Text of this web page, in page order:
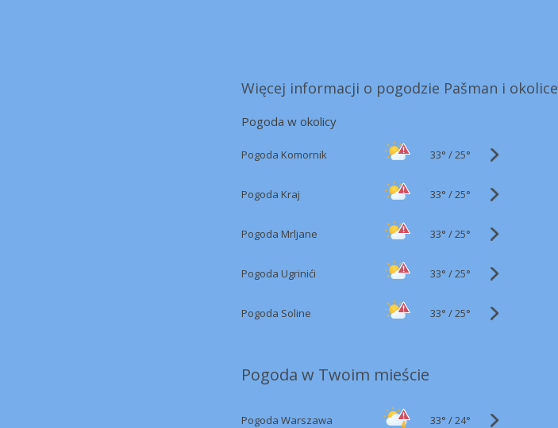
Więcej informacji o pogodzie Pašman i okolice
Pogoda w okolicy
Pogoda Komornik 33° /25°
Pogoda Kraj 33° /25°
Pogoda Mrljane 33° /25°
Pogoda Ugrinići 33° /25°
Pogoda Soline 33° /25°
Pogoda w Twoim mieście
Pogoda Warszawa 33° /24°